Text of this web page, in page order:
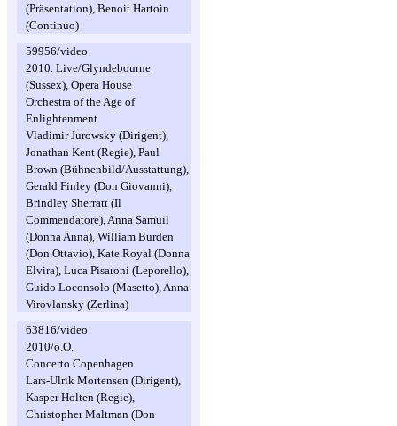
(Präsentation), Benoit Hartoin
(Continuo)
59956/video
2010. Live/Glyndebourne
(Sussex), Opera House
Orchestra of the Age of
Enlightenment
Vladimir Jurowsky (Dirigent),
Jonathan Kent (Regie), Paul
Brown (Bühnenbild/Ausstattung),
Gerald Finley (Don Giovanni),
Brindley Sherratt (Il
Commendatore), Anna Samuil
(Donna Anna), William Burden
(Don Ottavio), Kate Royal (Donna
Elvira), Luca Pisaroni (Leporello),
Guido Loconsolo (Masetto), Anna
Virovlansky (Zerlina)
63816/video
2010/o.O.
Concerto Copenhagen
Lars-Ulrik Mortensen (Dirigent),
Kasper Holten (Regie),
Christopher Maltman (Don